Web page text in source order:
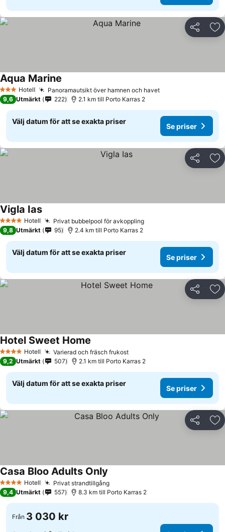
Dela
3 StjärnorHotell Panoramautsikt över hamnen och havet
Aqua Marine
9,6 Utmärkt 222 2.1 km till Porto Karras 2
Välj datum för att se exakta priser
Se priser
Dela
4 StjärnorHotell Privat bubbelpool för avkoppling
Vigla Ias
9,8 Utmärkt 95 2.4 km till Porto Karras 2
Välj datum för att se exakta priser
Se priser
Dela
4 StjärnorHotell Varierad och fräsch frukost
Hotel Sweet Home
9,2 Utmärkt 507 2.1 km till Porto Karras 2
Välj datum för att se exakta priser
Se priser
Dela
4 StjärnorHotell Privat strandtillgång
Casa Bloo Adults Only
9,4 Utmärkt 557 8.3 km till Porto Karras 2
Från 3 030 kr